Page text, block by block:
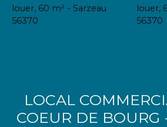
LOCAL
COEUR DE BOURG